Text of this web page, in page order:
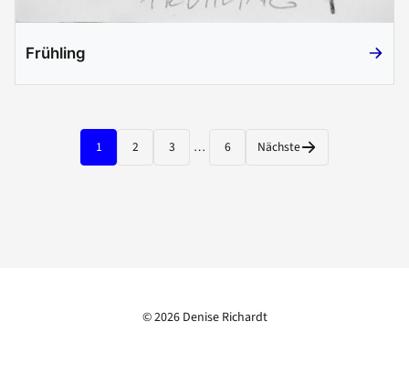
Frühling
Seitennummerierung der Beiträge
1 2 3 … 6 Nächste
© 2026 Denise Richardt